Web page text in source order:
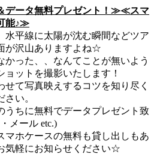
データ無料プレゼント！≫≪スマ
能♪≫
水平線に太陽が沈む瞬間などツア
が沢山ありますよね☆
かった、、なんてことが無いよう
ットを撮影いたします！
て写真映えするコツを知り尽く
い。
うちに無料でデータプレゼント致
メール etc.)
マホケースの無料も貸し出しもあ
気軽にお知らせください☆